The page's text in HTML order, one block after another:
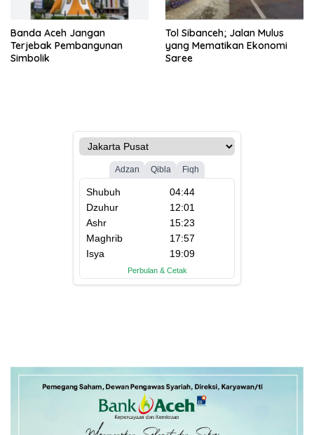
Banda Aceh Jangan
Terjebak Pembangunan
Simbolik
Tol Sibanceh; Jalan Mulus
yang Mematikan Ekonomi
Saree